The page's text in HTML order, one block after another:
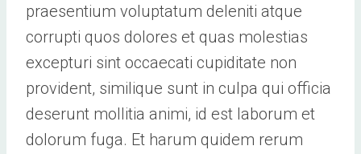
praesentium voluptatum deleniti atque
corrupti quos dolores et quas molestias
excepturi sint occaecati cupiditate non
provident, similique sunt in culpa qui officia
deserunt mollitia animi, id est laborum et
dolorum fuga. Et harum quidem rerum